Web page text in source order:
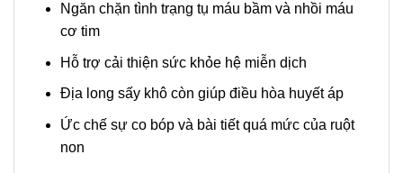
Ngăn chặn tình trạng tụ máu bầm và nhồi máu
cơ tim
Hỗ trợ cải thiện sức khỏe hệ miễn dịch
Địa long sấy khô còn giúp điều hòa huyết áp
Ức chế sự co bóp và bài tiết quá mức của ruột
non